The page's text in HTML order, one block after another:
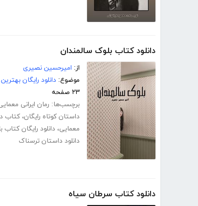
دانلود کتاب بلوک سالمندان
از: امیرحسین نصیری
موضوع: دانلود رایگان
۲۳ صفحه
برچسب‌ها: رمان ایرانی
داستان کوتاه رایگان، کتاب
معمایی، دانلود رایگان
دانلود داستان ترسناک
دانلود کتاب سرطان سیاه